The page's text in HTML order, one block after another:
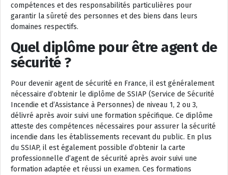
compétences et des responsabilités particulières pour
garantir la sûreté des personnes et des biens dans leurs
domaines respectifs.
Quel diplôme pour être agent de
sécurité ?
Pour devenir agent de sécurité en France, il est généralement
nécessaire d’obtenir le diplôme de SSIAP (Service de Sécurité
Incendie et d’Assistance à Personnes) de niveau 1, 2 ou 3,
délivré après avoir suivi une formation spécifique. Ce diplôme
atteste des compétences nécessaires pour assurer la sécurité
incendie dans les établissements recevant du public. En plus
du SSIAP, il est également possible d’obtenir la carte
professionnelle d’agent de sécurité après avoir suivi une
formation adaptée et réussi un examen. Ces formations